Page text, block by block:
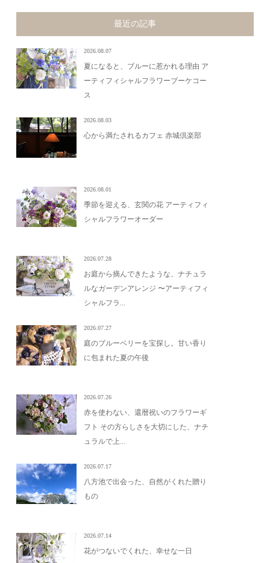
最近の記事
2026.08.07
夏になると、ブルーに惹かれる理由 ア
ーティフィシャルフラワーブーケコー
ス
2026.08.03
心から満たされるカフェ 赤城倶楽部
2026.08.01
季節を迎える、玄関の花 アーティフィ
シャルフラワーオーダー
2026.07.28
お庭から摘んできたような、ナチュラ
ルなガーデンアレンジ 〜アーティフィ
シャルフラ...
2026.07.27
庭のブルーベリーを宝探し。甘い香り
に包まれた夏の午後
2026.07.26
赤を使わない、還暦祝いのフラワーギ
フト その方らしさを大切にした、ナチ
ュラルで上...
2026.07.17
八方池で出会った、自然がくれた贈り
もの
2026.07.14
花がつないでくれた、幸せな一日